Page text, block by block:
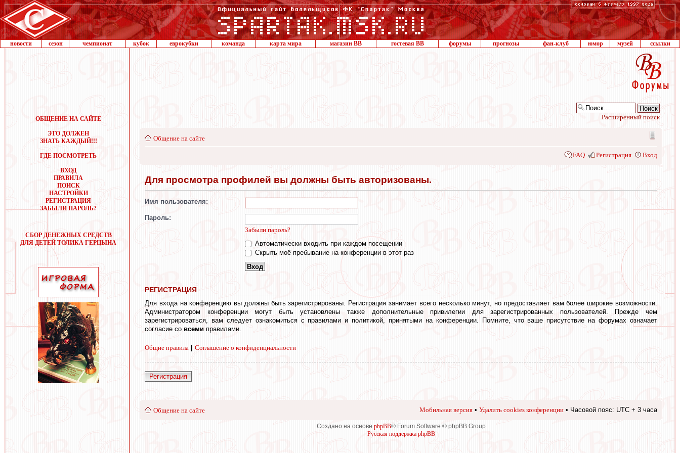
новости сезон чемпионат кубок еврокубки команда карта мира магазин ВВ гостевая ВВ форумы прогнозы фан-клуб юмор музей ссылки
ОБЩЕНИЕ НА САЙТЕ
ЭТО ДОЛЖЕН
ЗНАТЬ КАЖДЫЙ!!!
ГДЕ ПОСМОТРЕТЬ
ВХОД
ПРАВИЛА
ПОИСК
НАСТРОЙКИ
РЕГИСТРАЦИЯ
ЗАБЫЛИ ПАРОЛЬ?
СБОР ДЕНЕЖНЫХ СРЕДСТВ
ДЛЯ ДЕТЕЙ ТОЛИКА ГЕРЦЫНА
Расширенный поиск
Общение на сайте
FAQ Регистрация Вход
Для просмотра профилей вы должны быть авторизованы.
Имя пользователя:
Пароль:
Забыли пароль?
Автоматически входить при каждом посещении
Скрыть моё пребывание на конференции в этот раз
РЕГИСТРАЦИЯ
Для входа на конференцию вы должны быть зарегистрированы. Регистрация занимает всего несколько минут, но предоставляет вам более широкие возможности.
Администратором конференции могут быть установлены также дополнительные привилегии для зарегистрированных пользователей. Прежде чем
зарегистрироваться, вам следует ознакомиться с правилами и политикой, принятыми на конференции. Помните, что ваше присутствие на форумах означает
согласие со всеми правилами.
Общие правила Соглашение о конфиденциальности
Регистрация
Общение на сайте Мобильная версия • Удалить cookies конференции • Часовой пояс: UTC + 3 часа
Создано на основе phpBB® Forum Software © phpBB Group
Русская поддержка phpBB